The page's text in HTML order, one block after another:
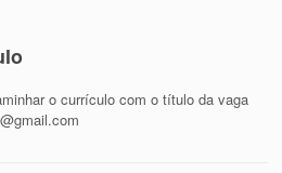
o currículo com o título da vaga